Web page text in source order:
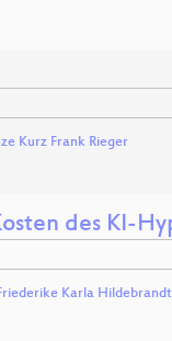
Kurz Frank Rieger
des KI-
Karla Hildebrandt